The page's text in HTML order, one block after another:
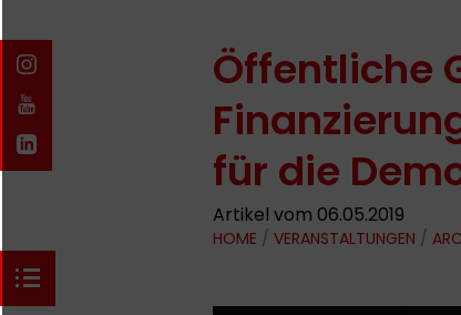
Öffentliche
für die
Artikel vom 06.05.2019
HOME / VERANSTALTUNGEN /